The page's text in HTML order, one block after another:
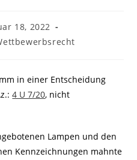
18, 2022
in einer Entscheidung
4 U 7/20, nicht
Lampen und den
Kennzeichnungen mahnte